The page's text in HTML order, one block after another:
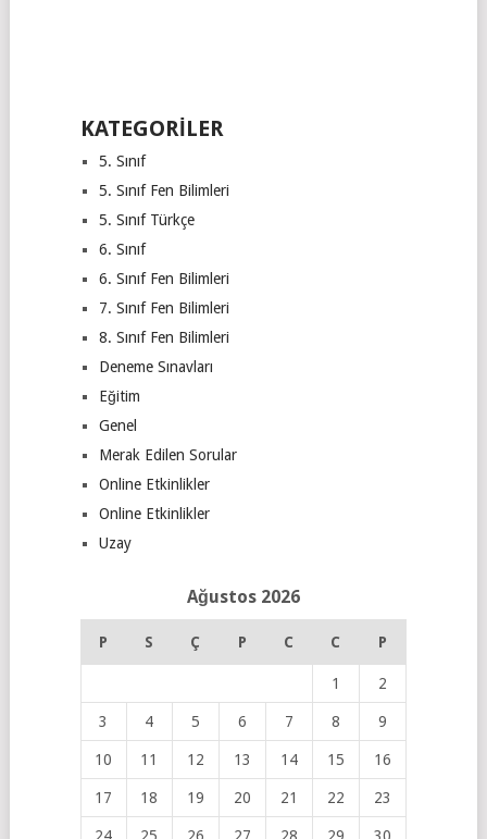
KATEGORILER
5. Sınıf
5. Sınıf Fen Bilimleri
5. Sınıf Türkçe
6. Sınıf
6. Sınıf Fen Bilimleri
7. Sınıf Fen Bilimleri
8. Sınıf Fen Bilimleri
Deneme Sınavları
Eğitim
Genel
Merak Edilen Sorular
Online Etkinlikler
Online Etkinlikler
Uzay
Ağustos 2026
P S Ç P C C P
1 2
3 4 5 6 7 8 9
10 11 12 13 14 15 16
17 18 19 20 21 22 23